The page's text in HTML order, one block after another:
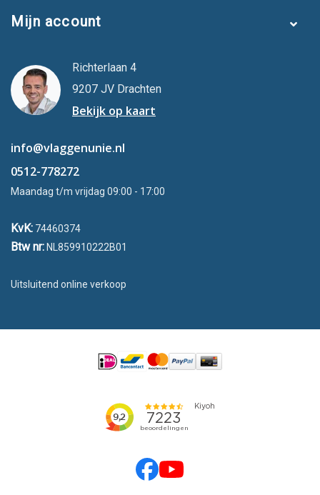
Mijn account
Richterlaan 4
9207 JV Drachten
Bekijk op kaart
info@vlaggenunie.nl
0512-778272
Maandag t/m vrijdag 09:00 - 17:00
KvK: 74460374
Btw nr: NL859910222B01
Uitsluitend online verkoop